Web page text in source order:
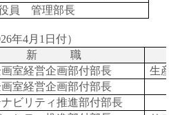
員 管理部長
年4月 1 日付）
新 職
室経営企画部付部長
生産
室経営企画部付部長
ビリティ推進部付部長